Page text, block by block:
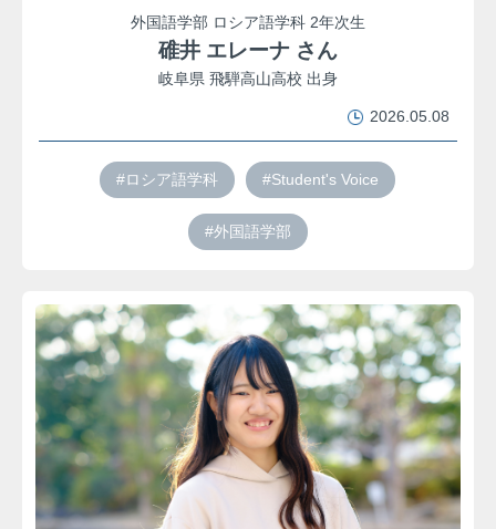
外国語学部 ロシア語学科 2年次生
碓井 エレーナ さん
岐阜県 飛騨高山高校 出身
2026.05.08
#ロシア語学科 #Student's Voice
#外国語学部